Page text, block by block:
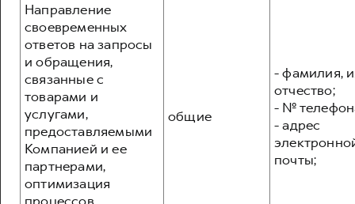
Направление
своевременных
ответов на запросы
и обращения,
связанные с
товарами и
услугами,
предоставляемыми
Компанией и ее
партнерами,
оптимизация
общие
- фамилия,
отчество;
- №
- адрес
почты;